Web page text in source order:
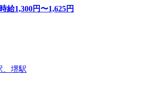
時給1,300円〜1,625円
、堺駅